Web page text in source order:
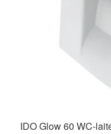
IDO Glow 60 WC-